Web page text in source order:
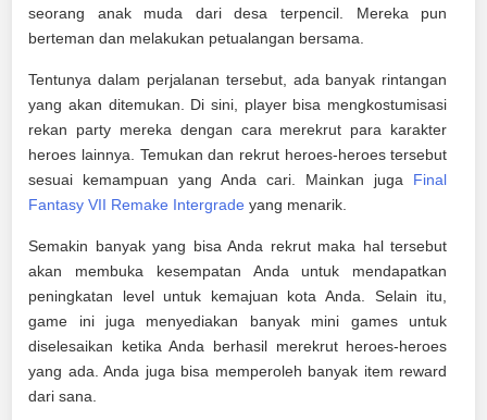
seorang anak muda dari desa terpencil. Mereka pun
berteman dan melakukan petualangan bersama.
Tentunya dalam perjalanan tersebut, ada banyak rintangan
yang akan ditemukan. Di sini, player bisa mengkostumisasi
rekan party mereka dengan cara merekrut para karakter
heroes lainnya. Temukan dan rekrut heroes-heroes tersebut
sesuai kemampuan yang Anda cari. Mainkan juga Final
Fantasy VII Remake Intergrade yang menarik.
Semakin banyak yang bisa Anda rekrut maka hal tersebut
akan membuka kesempatan Anda untuk mendapatkan
peningkatan level untuk kemajuan kota Anda. Selain itu,
game ini juga menyediakan banyak mini games untuk
diselesaikan ketika Anda berhasil merekrut heroes-heroes
yang ada. Anda juga bisa memperoleh banyak item reward
dari sana.